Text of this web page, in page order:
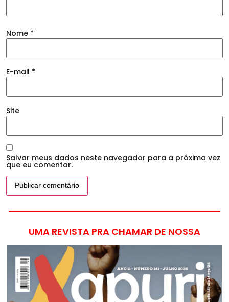
Nome *
E-mail *
Site
Salvar meus dados neste navegador para a próxima vez
que eu comentar.
UMA REVISTA PRA CHAMAR DE NOSSA